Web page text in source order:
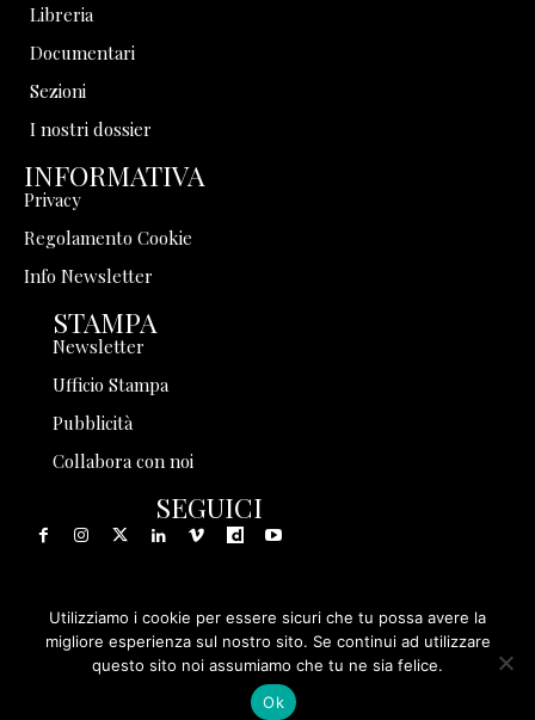
Libreria
Documentari
Sezioni
I nostri dossier
INFORMATIVA
Privacy
Regolamento Cookie
Info Newsletter
STAMPA
Newsletter
Ufficio Stampa
Pubblicità
Collabora con noi
SEGUICI
© 1999 - 2025 Storia in Rete Srl - Tutti i diritti riservati - P.
IVA 08570971005
Utilizziamo i cookie per essere sicuri che tu possa avere la
migliore esperienza sul nostro sito. Se continui ad utilizzare
questo sito noi assumiamo che tu ne sia felice.
Ok